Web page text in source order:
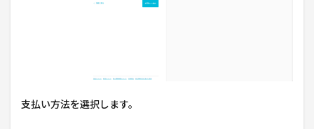
支払い方法を選択します。